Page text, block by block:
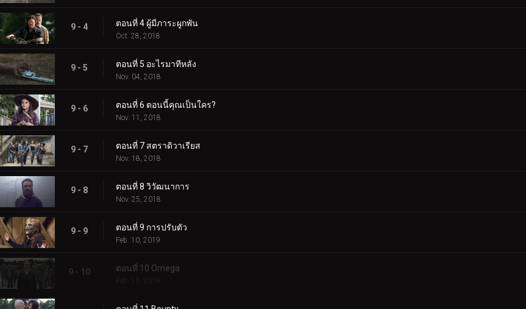
9 - 4 ตอนที่ 4 ผู้มีภาระผูกพัน
Oct. 28, 2018
9 - 5 ตอนที่ 5 อะไรมาทีหลัง
Nov. 04, 2018
9 - 6 ตอนที่ 6 ตอนนี้คุณเป็นใคร?
Nov. 11, 2018
9 - 7 ตอนที่ 7 สตราดิวาเรียส
Nov. 18, 2018
9 - 8 ตอนที่ 8 วิวัฒนาการ
Nov. 25, 2018
9 - 9 ตอนที่ 9 การปรับตัว
Feb. 10, 2019
9 - 10 ตอนที่ 10 Omega
Feb. 17, 2019